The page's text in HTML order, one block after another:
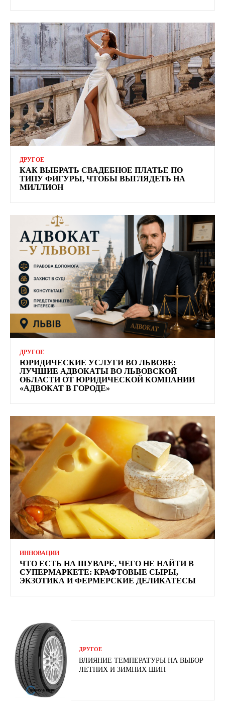
ДРУГОЕ
КАК ВЫБРАТЬ СВАДЕБНОЕ ПЛАТЬЕ ПО
ТИПУ ФИГУРЫ, ЧТОБЫ ВЫГЛЯДЕТЬ НА
МИЛЛИОН
ДРУГОЕ
ЮРИДИЧЕСКИЕ УСЛУГИ ВО ЛЬВОВЕ:
ЛУЧШИЕ АДВОКАТЫ ВО ЛЬВОВСКОЙ
ОБЛАСТИ ОТ ЮРИДИЧЕСКОЙ КОМПАНИИ
«АДВОКАТ В ГОРОДЕ»
ИННОВАЦИИ
ЧТО ЕСТЬ НА ШУВАРЕ, ЧЕГО НЕ НАЙТИ В
СУПЕРМАРКЕТЕ: КРАФТОВЫЕ СЫРЫ,
ЭКЗОТИКА И ФЕРМЕРСКИЕ ДЕЛИКАТЕСЫ
ДРУГОЕ
ВЛИЯНИЕ ТЕМПЕРАТУРЫ НА ВЫБОР
ЛЕТНИХ И ЗИМНИХ ШИН